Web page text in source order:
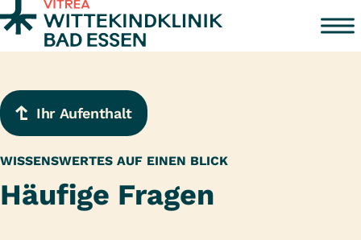
Zum Inhalt springen
Ihr Aufenthalt
WISSENSWERTES AUF EINEN BLICK
Häufige Fragen